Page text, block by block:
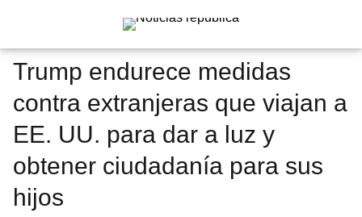
Trump endurece medidas
contra extranjeras que viajan a
EE. UU. para dar a luz y
obtener ciudadanía para sus
hijos